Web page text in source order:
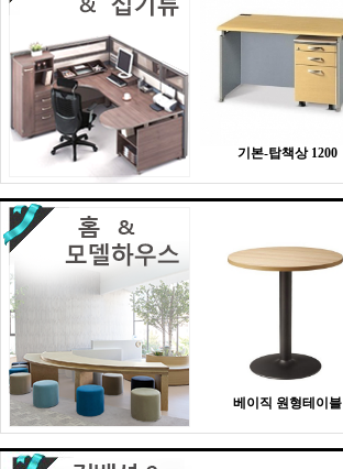
기본-탑책상 1200
베이직 원형테이블